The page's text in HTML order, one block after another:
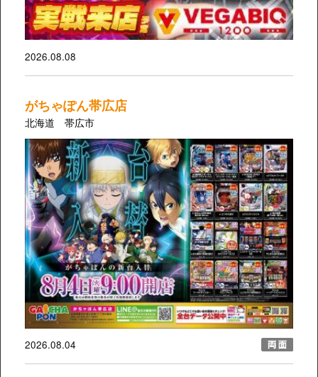
2026.08.08
がちゃぽん帯広店
北海道 帯広市
2026.08.04